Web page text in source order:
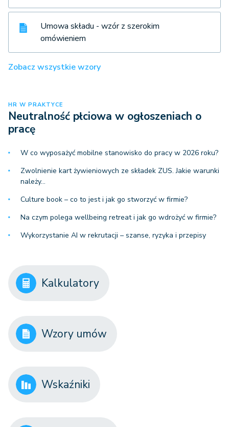
Umowa składu - wzór z szerokim
omówieniem
Zobacz wszystkie wzory
HR W PRAKTYCE
Neutralność płciowa w ogłoszeniach o
pracę
W co wyposażyć mobilne stanowisko do pracy w 2026 roku?
Zwolnienie kart żywieniowych ze składek ZUS. Jakie warunki
należy…
Culture book – co to jest i jak go stworzyć w firmie?
Na czym polega wellbeing retreat i jak go wdrożyć w firmie?
Wykorzystanie AI w rekrutacji – szanse, ryzyka i przepisy
Kalkulatory
Wzory umów
Wskaźniki